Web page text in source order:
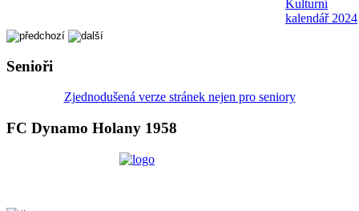
Kulturní
kalendář 2024
Senioři
Zjednodušená verze stránek nejen pro seniory
FC Dynamo Holany 1958